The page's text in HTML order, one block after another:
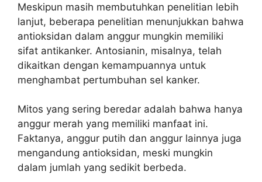
Meskipun masih membutuhkan penelitian lebih
lanjut, beberapa penelitian menunjukkan bahwa
antioksidan dalam anggur mungkin memiliki
sifat antikanker. Antosianin, misalnya, telah
dikaitkan dengan kemampuannya untuk
menghambat pertumbuhan sel kanker.
Mitos yang sering beredar adalah bahwa hanya
anggur merah yang memiliki manfaat ini.
Faktanya, anggur putih dan anggur lainnya juga
mengandung antioksidan, meski mungkin
dalam jumlah yang sedikit berbeda.